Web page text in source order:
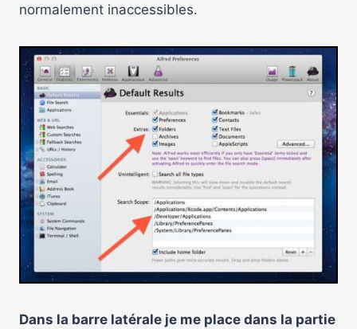
normalement inaccessibles.
Dans la barre latérale je me place dans la partie